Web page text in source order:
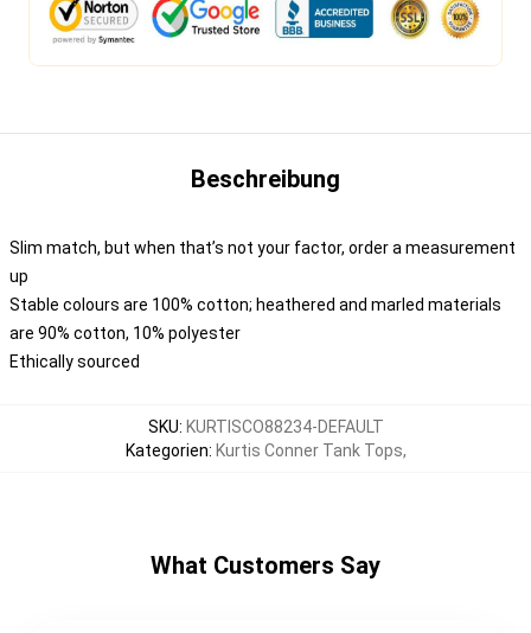
Beschreibung
Slim match, but when that’s not your factor, order a measurement
up
Stable colours are 100% cotton; heathered and marled materials
are 90% cotton, 10% polyester
Ethically sourced
SKU: KURTISCO88234-DEFAULT
Kategorien: Kurtis Conner Tank Tops,
What Customers Say